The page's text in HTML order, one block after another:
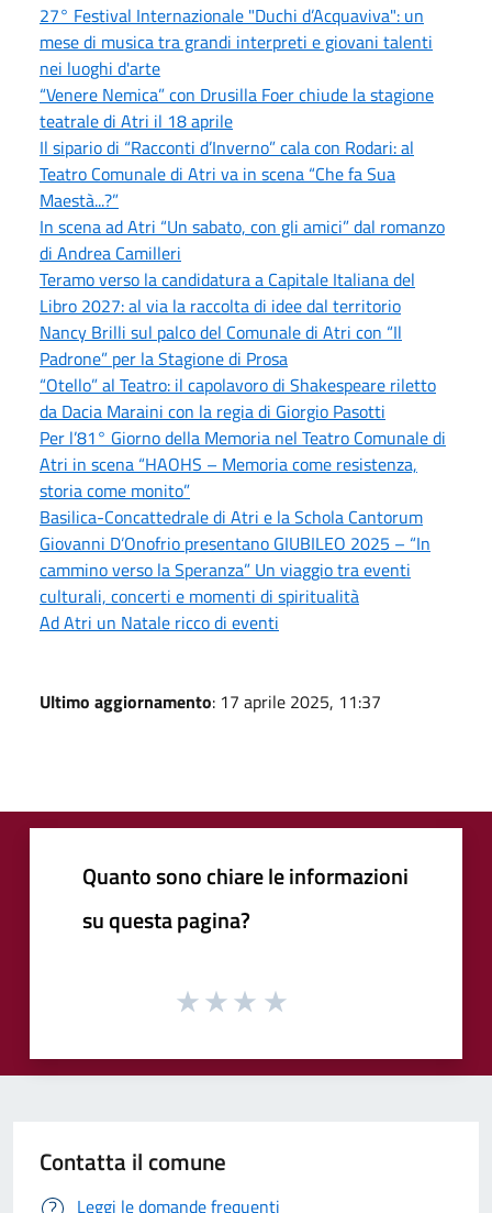
27° Festival Internazionale "Duchi d’Acquaviva": un
mese di musica tra grandi interpreti e giovani talenti
nei luoghi d'arte
“Venere Nemica” con Drusilla Foer chiude la stagione
teatrale di Atri il 18 aprile
Il sipario di “Racconti d’Inverno” cala con Rodari: al
Teatro Comunale di Atri va in scena “Che fa Sua
Maestà...?”
In scena ad Atri “Un sabato, con gli amici” dal romanzo
di Andrea Camilleri
Teramo verso la candidatura a Capitale Italiana del
Libro 2027: al via la raccolta di idee dal territorio
Nancy Brilli sul palco del Comunale di Atri con “Il
Padrone” per la Stagione di Prosa
“Otello” al Teatro: il capolavoro di Shakespeare riletto
da Dacia Maraini con la regia di Giorgio Pasotti
Per l’81° Giorno della Memoria nel Teatro Comunale di
Atri in scena “HAOHS – Memoria come resistenza,
storia come monito”
Basilica-Concattedrale di Atri e la Schola Cantorum
Giovanni D’Onofrio presentano GIUBILEO 2025 – “In
cammino verso la Speranza” Un viaggio tra eventi
culturali, concerti e momenti di spiritualità
Ad Atri un Natale ricco di eventi
Ultimo aggiornamento: 17 aprile 2025, 11:37
Quanto sono chiare le informazioni
su questa pagina?
Contatta il comune
Leggi le domande frequenti